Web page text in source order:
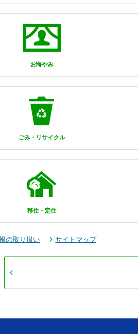
お悔やみ
ごみ・リサイクル
移住・定住
の取り扱い サイトマップ